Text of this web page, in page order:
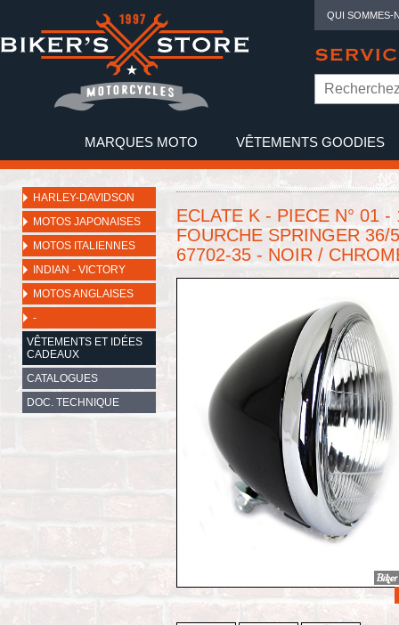
QUI SOMMES-
MARQUES MOTO VÊTEMENTS GOODIES
HARLEY-DAVIDSON
MOTOS JAPONAISES
MOTOS ITALIENNES
INDIAN - VICTORY
MOTOS ANGLAISES
-
VÊTEMENTS ET IDÉES
CADEAUX
CATALOGUES
DOC. TECHNIQUE
ECLATE K - PIECE N° 01
FOURCHE SPRINGER
67702-35 - NOIR /